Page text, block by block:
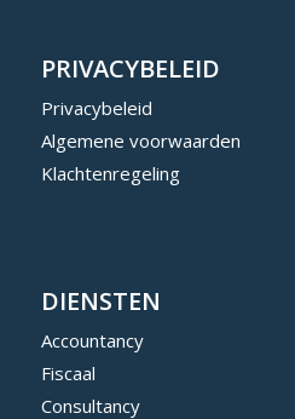
PRIVACYBELEID
Privacybeleid
Algemene voorwaarden
Klachtenregeling
DIENSTEN
Accountancy
Fiscaal
Consultancy